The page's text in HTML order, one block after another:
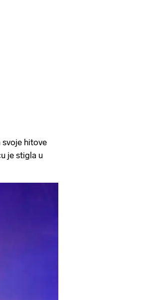
svoje hitove
je stigla u